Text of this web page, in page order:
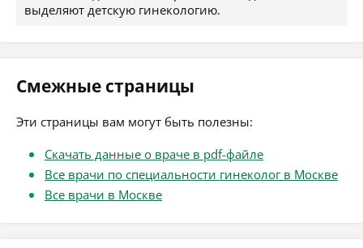
выделяют детскую гинекологию.
Смежные страницы
Эти страницы вам могут быть полезны:
Скачать данные о враче в pdf-файле
Все врачи по специальности гинеколог в Москве
Все врачи в Москве